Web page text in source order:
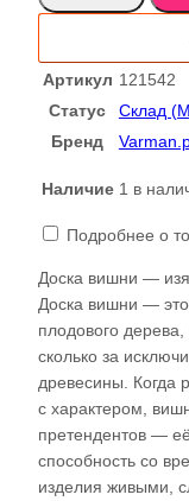
черешня
121542
Артикул 121542
Статус
Склад
Бренд
Наличие 1 в
Подробнее о
Доска вишни —
Доска вишни —
плодового дерева,
сколько за
древесины. Когда
с характером,
претендентов —
способность со
изделия живыми,